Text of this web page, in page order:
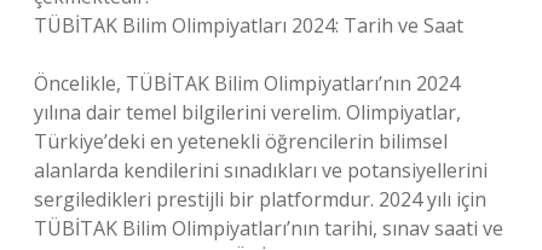
TÜBİTAK Bilim Olimpiyatları 2024: Tarih ve Saat
Öncelikle, TÜBİTAK Bilim Olimpiyatları’nın 2024
yılına dair temel bilgilerini verelim. Olimpiyatlar,
Türkiye’deki en yetenekli öğrencilerin bilimsel
alanlarda kendilerini sınadıkları ve potansiyellerini
sergiledikleri prestijli bir platformdur. 2024 yılı için
TÜBİTAK Bilim Olimpiyatları’nın tarihi, sınav saati ve